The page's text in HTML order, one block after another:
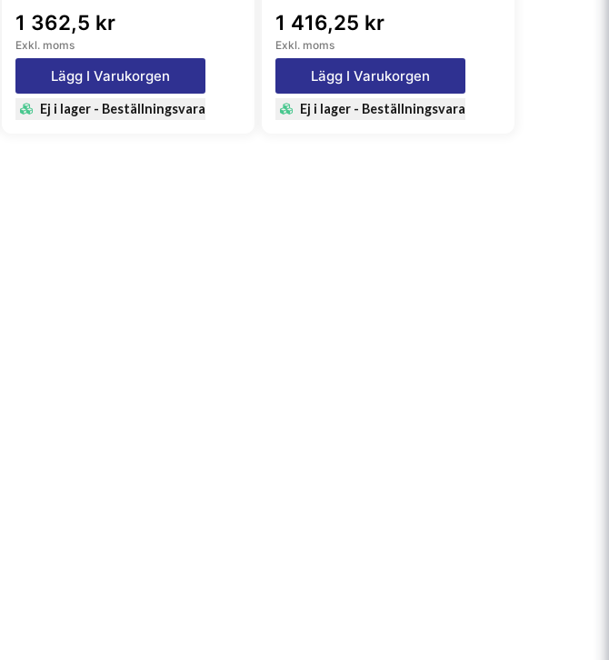
1 362,5 kr
Exkl. moms
Lägg I Varukorgen
Ej i lager - Beställningsvara
1 416,25 kr
Exkl. moms
Lägg I Varukorgen
Ej i lager - Beställningsvara